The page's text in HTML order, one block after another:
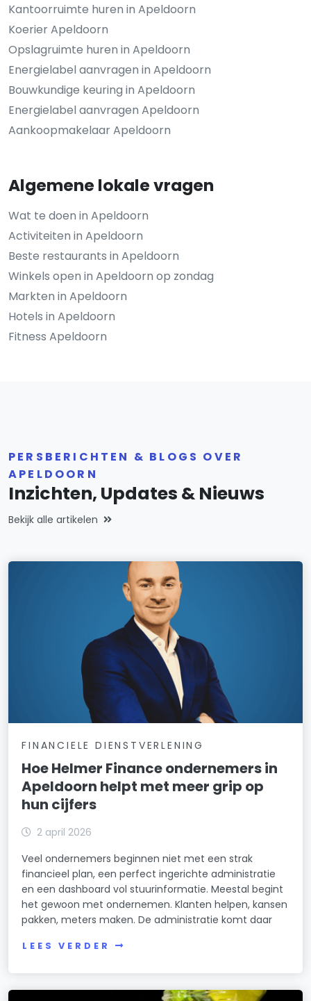
Kantoorruimte huren in Apeldoorn
Koerier Apeldoorn
Opslagruimte huren in Apeldoorn
Energielabel aanvragen in Apeldoorn
Bouwkundige keuring in Apeldoorn
Energielabel aanvragen Apeldoorn
Aankoopmakelaar Apeldoorn
Algemene lokale vragen
Wat te doen in Apeldoorn
Activiteiten in Apeldoorn
Beste restaurants in Apeldoorn
Winkels open in Apeldoorn op zondag
Markten in Apeldoorn
Hotels in Apeldoorn
Fitness Apeldoorn
PERSBERICHTEN & BLOGS OVER
APELDOORN
Inzichten, Updates & Nieuws
Bekijk alle artikelen
FINANCIELE DIENSTVERLENING
Hoe Helmer Finance ondernemers in
Apeldoorn helpt met meer grip op
hun cijfers
2 april 2026
Veel ondernemers beginnen niet met een strak
financieel plan, een perfect ingerichte administratie
en een dashboard vol stuurinformatie. Meestal begint
het gewoon met ondernemen. Klanten helpen, kansen
pakken, meters maken. De administratie komt daar
LEES VERDER